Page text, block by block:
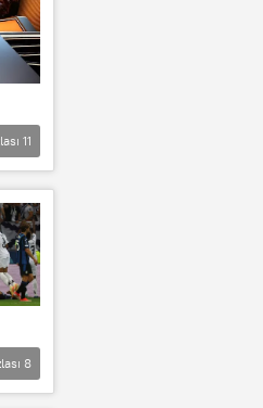
11
8